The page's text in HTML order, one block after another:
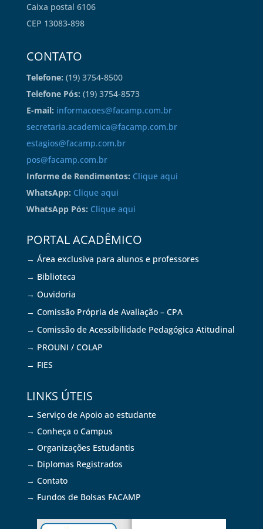
Caixa postal 6106
CEP 13083-898
CONTATO
Telefone: (19) 3754-8500
Telefone Pós: (19) 3754-8573
E-mail: informacoes@facamp.com.br
secretaria.academica@facamp.com.br
estagios@facamp.com.br
pos@facamp.com.br
Informe de Rendimentos: Clique aqui
WhatsApp: Clique aqui
WhatsApp Pós: Clique aqui
PORTAL ACADÊMICO
→ Área exclusiva para alunos e professores
→ Biblioteca
→ Ouvidoria
→ Comissão Própria de Avaliação – CPA
→ Comissão de Acessibilidade Pedagógica Atitudinal
→ PROUNI / COLAP
→ FIES
LINKS ÚTEIS
→ Serviço de Apoio ao estudante
→ Conheça o Campus
→ Organizações Estudantis
→ Diplomas Registrados
→ Contato
→ Fundos de Bolsas FACAMP